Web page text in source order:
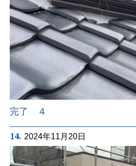
完了 ４
14. 2024年11月20日